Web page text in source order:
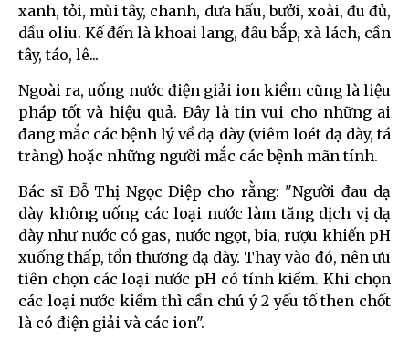
xanh, tỏi, mùi tây, chanh, dưa hấu, bưởi, xoài, đu đủ,
dầu oliu. Kế đến là khoai lang, đâu bắp, xà lách, cần
tây, táo, lê...
Ngoài ra, uống nước điện giải ion kiềm cũng là liệu
pháp tốt và hiệu quả. Đây là tin vui cho những ai
đang mắc các bệnh lý về dạ dày (viêm loét dạ dày, tá
tràng) hoặc những người mắc các bệnh mãn tính.
Bác sĩ Đỗ Thị Ngọc Diệp cho rằng: "Người đau dạ
dày không uống các loại nước làm tăng dịch vị dạ
dày như nước có gas, nước ngọt, bia, rượu khiến pH
xuống thấp, tổn thương dạ dày. Thay vào đó, nên ưu
tiên chọn các loại nước pH có tính kiềm. Khi chọn
các loại nước kiềm thì cần chú ý 2 yếu tố then chốt
là có điện giải và các ion".